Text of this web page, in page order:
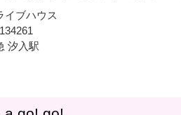
イブハウス
汐入駅